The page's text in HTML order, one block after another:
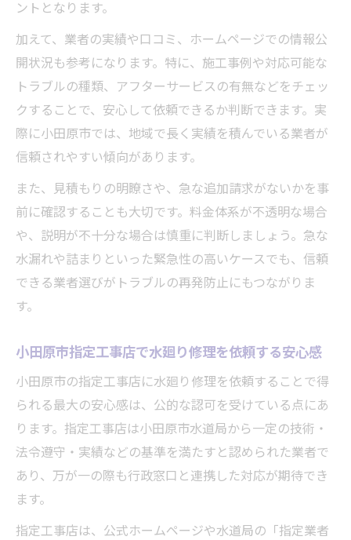
ントとなります。
加えて、業者の実績や口コミ、ホームページでの情報公
開状況も参考になります。特に、施工事例や対応可能な
トラブルの種類、アフターサービスの有無などをチェッ
クすることで、安心して依頼できるか判断できます。実
際に小田原市では、地域で長く実績を積んでいる業者が
信頼されやすい傾向があります。
また、見積もりの明瞭さや、急な追加請求がないかを事
前に確認することも大切です。料金体系が不透明な場合
や、説明が不十分な場合は慎重に判断しましょう。急な
水漏れや詰まりといった緊急性の高いケースでも、信頼
できる業者選びがトラブルの再発防止にもつながりま
す。
小田原市指定工事店で水廻り修理を依頼する安心感
小田原市の指定工事店に水廻り修理を依頼することで得
られる最大の安心感は、公的な認可を受けている点にあ
ります。指定工事店は小田原市水道局から一定の技術・
法令遵守・実績などの基準を満たすと認められた業者で
あり、万が一の際も行政窓口と連携した対応が期待でき
ます。
指定工事店は、公式ホームページや水道局の「指定業者